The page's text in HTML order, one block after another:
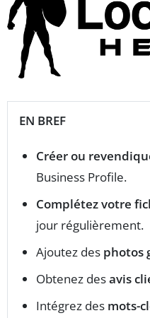
EN BREF
Créer ou
Business Profile.
Complétez votre
jour régulièrement.
Ajoutez des photos
Obtenez desavis
Intégrez des mots-